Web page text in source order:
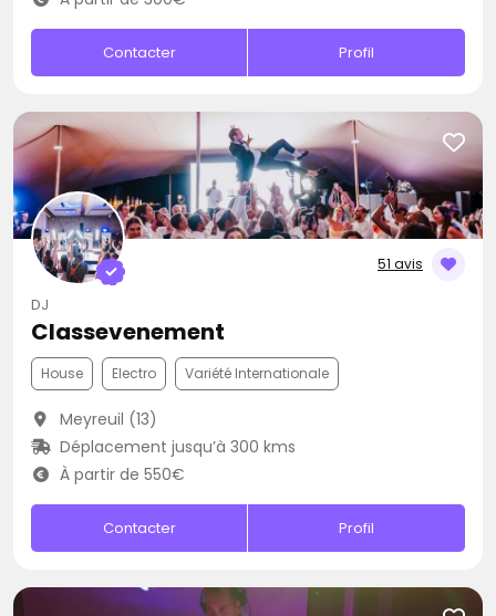
Contacter Profil
51 avis
DJ
Classevenement
House Electro Variété Internationale
Meyreuil (13)
Déplacement jusqu’à 300 kms
À partir de 550€
Contacter Profil